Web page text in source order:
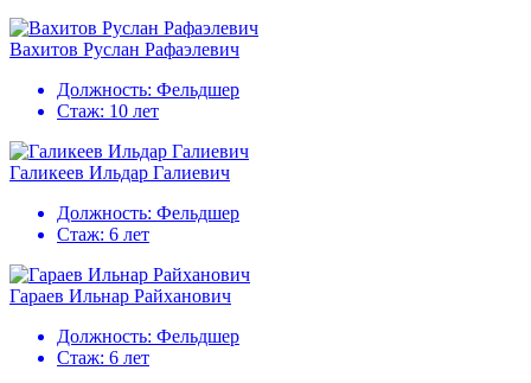
Вахитов Руслан Рафаэлевич
Должность: Фельдшер
Стаж: 10 лет
Галикеев Ильдар Галиевич
Должность: Фельдшер
Стаж: 6 лет
Гараев Ильнар Райханович
Должность: Фельдшер
Стаж: 6 лет